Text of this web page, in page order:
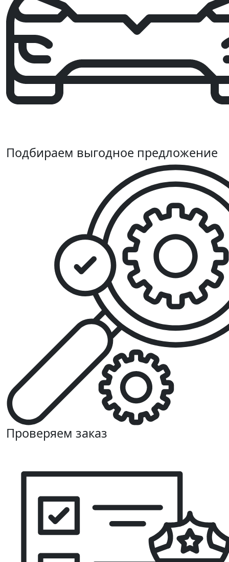
Подбираем выгодное предложение
Проверяем заказ